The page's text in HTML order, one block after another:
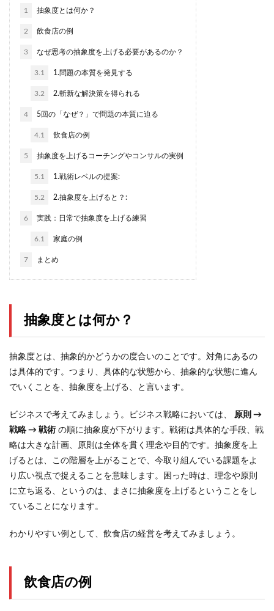
1 抽象度とは何か？
2 飲食店の例
3 なぜ思考の抽象度を上げる必要があるのか？
3.1 1.問題の本質を発見する
3.2 2.斬新な解決策を得られる
4 5回の「なぜ？」で問題の本質に迫る
4.1 飲食店の例
5 抽象度を上げるコーチングやコンサルの実例
5.1 1.戦術レベルの提案:
5.2 2.抽象度を上げると？:
6 実践：日常で抽象度を上げる練習
6.1 家庭の例
7 まとめ
抽象度とは何か？
抽象度とは、抽象的かどうかの度合いのことです。対角にあるの
は具体的です。つまり、具体的な状態から、抽象的な状態に進ん
でいくことを、抽象度を上げる、と言います。
ビジネスで考えてみましょう。ビジネス戦略においては、 原則 →
戦略 → 戦術 の順に抽象度が下がります。戦術は具体的な手段、戦
略は大きな計画、原則は全体を貫く理念や目的です。抽象度を上
げるとは、この階層を上がることで、今取り組んでいる課題をよ
り広い視点で捉えることを意味します。困った時は、理念や原則
に立ち返る、というのは、まさに抽象度を上げるということをし
ていることになります。
わかりやすい例として、飲食店の経営を考えてみましょう。
飲食店の例